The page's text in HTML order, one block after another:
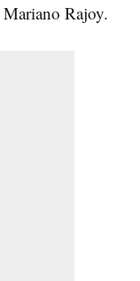
Mariano Rajoy.